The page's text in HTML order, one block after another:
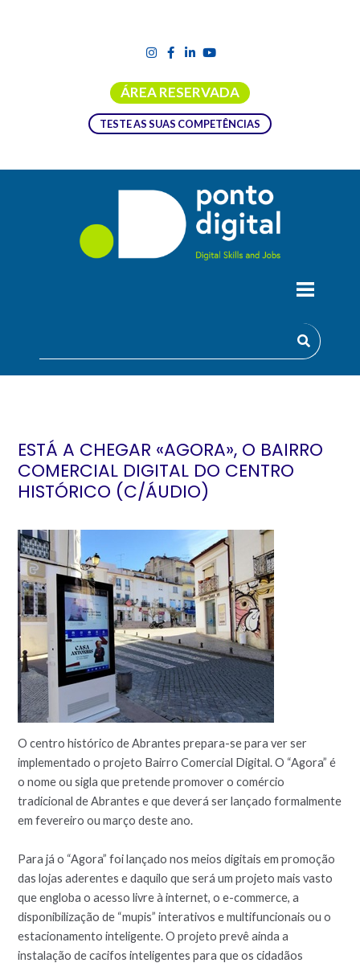
ÁREA RESERVADA
TESTE AS SUAS COMPETÊNCIAS
ESTÁ A CHEGAR «AGORA», O BAIRRO
COMERCIAL DIGITAL DO CENTRO
HISTÓRICO (C/ÁUDIO)
O centro histórico de Abrantes prepara-se para ver ser
implementado o projeto Bairro Comercial Digital. O “Agora” é
o nome ou sigla que pretende promover o comércio
tradicional de Abrantes e que deverá ser lançado formalmente
em fevereiro ou março deste ano.
Para já o “Agora” foi lançado nos meios digitais em promoção
das lojas aderentes e daquilo que será um projeto mais vasto
que engloba o acesso livre à internet, o e-commerce, a
disponibilização de “mupis” interativos e multifuncionais ou o
estacionamento inteligente. O projeto prevê ainda a
instalação de cacifos inteligentes para que os cidadãos